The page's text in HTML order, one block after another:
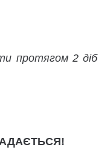
протягом 2 діб